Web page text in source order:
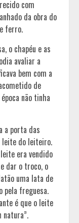
com
da obra do
ferro.
o chapéu e as
avaliar a
bem com a
de
não tinha
a porta das
leite do leiteiro.
era vendido
dar o troco, o
uma lata de
pela freguesa.
é que o leite
natura”.